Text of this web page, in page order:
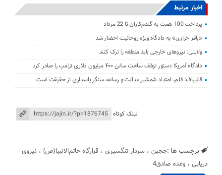
اخبار مرتبط
پرداخت 100 همت به گندم‌کاران تا 22 مرداد
«باقر خرازی» به دادگاه ویژه روحانیت احضار شد
ولایتی: نیرو‌های خارجی باید منطقه را ترک کنند
دادگاه آمریکا دستور توقف ساخت سالن ۴۰۰ میلیون دلاری ترامپ را صادر کرد
قالیباف: قلم، امتداد شمشیر عدالت و رسانه، سنگر پاسداری از حقیقت است
لینک کوتاه
برچسب ها :ججین ،سردار تنگسیری ، قرارگاه خاتم‌الانبیا(ص) ، نیروی
دریایی ،وعده صادق4